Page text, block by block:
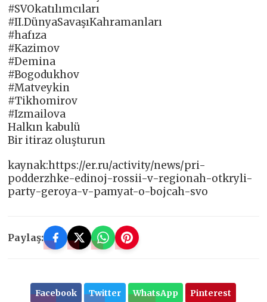
#SVOkatılımcıları
#II.DünyaSavaşıKahramanları
#hafıza
#Kazimov
#Demina
#Bogodukhov
#Matveykin
#Tikhomirov
#Izmailova
Halkın kabulü
Bir itiraz oluşturun
kaynak:https://er.ru/activity/news/pri-
podderzhke-edinoj-rossii-v-regionah-otkryli-
party-geroya-v-pamyat-o-bojcah-svo
Paylaş:
Facebook Twitter WhatsApp Pinterest